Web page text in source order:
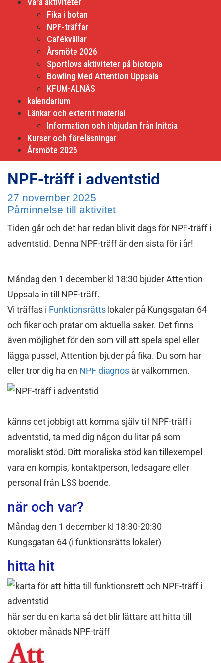
Våra aktiviteter
Fika i botan
NPF-träffar
Cafékvällar
Årsmöte 2026
Sportlovs aktiviteter på biotopia
Bowling Med Attention Uppsala
KFUM-ALNÄS
kalendarium
Länkar och externt material
Information och inbjudan från Initcia
Kurser och föreläsningar
Årsmöte 2026
NPF-träff i adventstid
27 november 2025
Påminnelse till aktivitet
Tiden går och det har redan blivit dags för NPF-träff i
adventstid. Denna NPF-träff är den sista för i år!
Måndag den 1 december kl 18:30 bjuder Attention
Uppsala in till NPF-träff.
Vi träffas i Funktionsrätts lokaler på Kungsgatan 64
och fikar och pratar om aktuella saker. Det finns
även möjlighet för den som vill att spela spel eller
lägga pussel, Attention bjuder på fika. Du som har
eller tror dig ha en NPF diagnos är välkommen.
känns det jobbigt att komma själv till NPF-träff i
adventstid, ta med dig någon du litar på som
moraliskt stöd. Ditt moraliska stöd kan tillexempel
vara en kompis, kontaktperson, ledsagare eller
personal från LSS boende.
när och var?
Måndag den 1 december kl 18:30-20:30
Kungsgatan 64 (i funktionsrätts lokaler)
hitta hit
här ser du en karta så det blir lättare att hitta till
oktober månads NPF-träff